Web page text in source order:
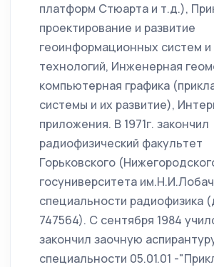
платформ Стюарта и т.д.),
проектирование и развитие
геоинформационных систем и
технологий, Инженерная
компьютерная графика
системы и их развитие),
приложения. В 1971г. закончил
радиофизический факультет
Горьковского
госуниверситета
специальности радиофизика
747564). С сентября 1984
закончил заочную
специальности 05.01.01 -